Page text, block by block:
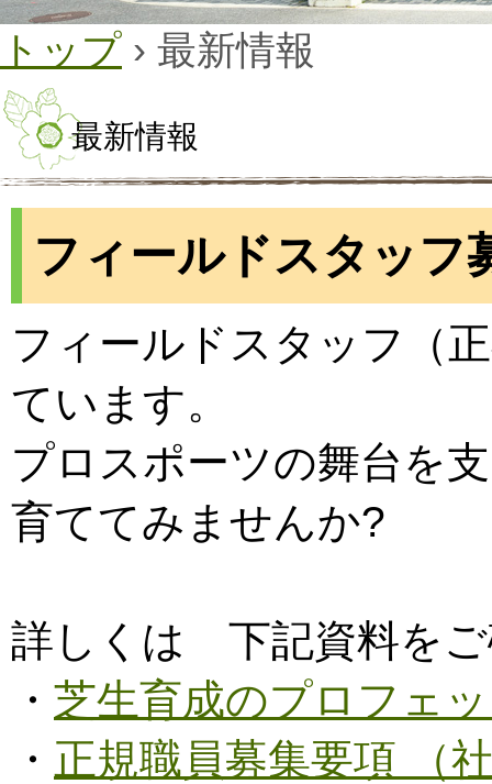
トップ › 最新情報
最新情報
フィールドスタッフ
フィールドスタッフ（
ています。
プロスポーツの舞台を
育ててみませんか?
詳しくは 下記資料をご
・ 芝生育成のプロフェ
・ 正規職員募集要項 （